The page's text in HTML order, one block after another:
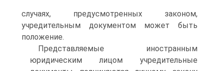
случаях, предусмотренных законом,
учредительным документом может быть
положение.
Представляемые иностранным
юридическим лицом учредительные